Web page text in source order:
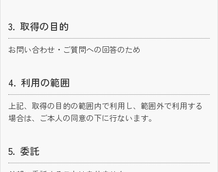
取得の目的
お問い合わせ・ご質問への回答のため
利用の範囲
上記、取得の目的の範囲内で利用し、範囲外で利用する
場合は、ご本人の同意の下に行ないます。
委託